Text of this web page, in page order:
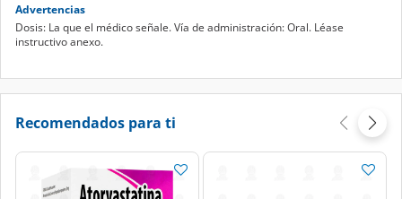
Advertencias
Dosis: La que el médico señale. Vía de administración: Oral. Léase
instructivo anexo.
Recomendados para ti